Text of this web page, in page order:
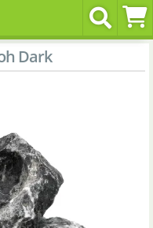
Dark